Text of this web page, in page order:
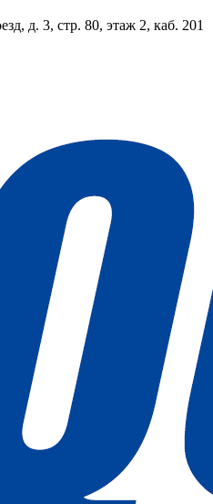
д. 3, стр. 80, этаж 2, каб. 201